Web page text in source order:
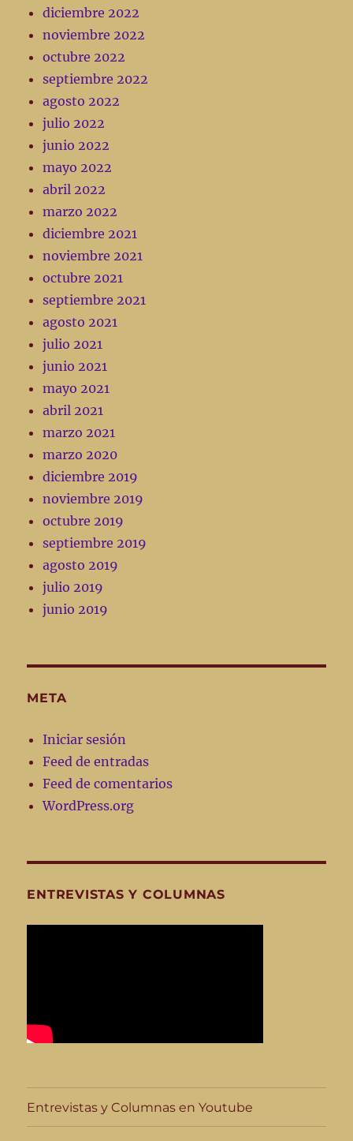
diciembre 2022
noviembre 2022
octubre 2022
septiembre 2022
agosto 2022
julio 2022
junio 2022
mayo 2022
abril 2022
marzo 2022
diciembre 2021
noviembre 2021
octubre 2021
septiembre 2021
agosto 2021
julio 2021
junio 2021
mayo 2021
abril 2021
marzo 2021
marzo 2020
diciembre 2019
noviembre 2019
octubre 2019
septiembre 2019
agosto 2019
julio 2019
junio 2019
META
Iniciar sesión
Feed de entradas
Feed de comentarios
WordPress.org
ENTREVISTAS Y COLUMNAS
Entrevistas y Columnas en Youtube